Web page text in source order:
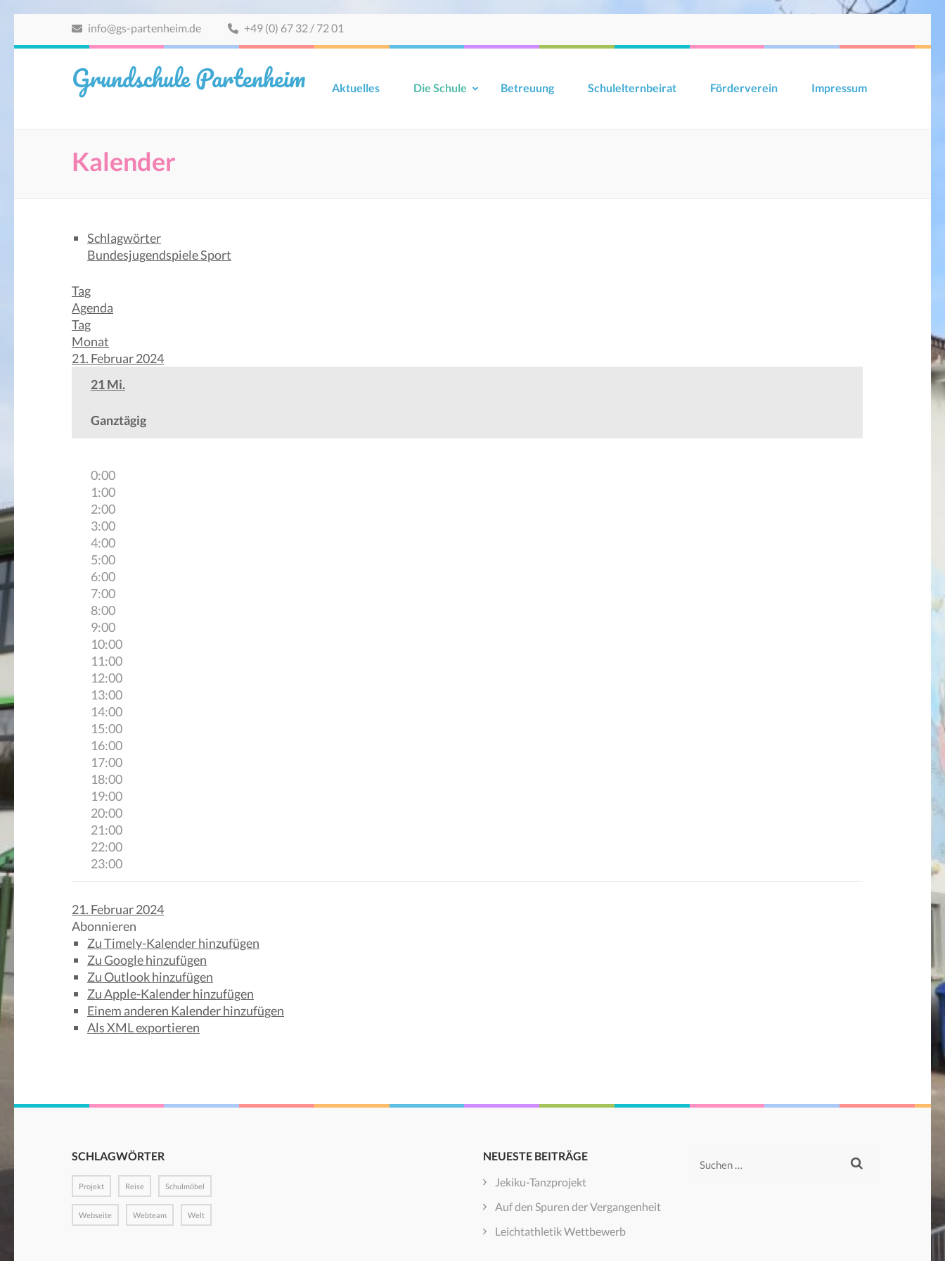
(Eingabetaste
info@gs-partenheim.de +49 (0) 67 32 / 72 01
Grundschule Partenheim Aktuelles Die Schule Betreuung Schulelternbeirat Förderverein Impressum
Kalender
Schlagwörter
BundesjugendspieleSport
Tag
Agenda
Tag
Monat
21. Februar 2024
21Mi.
Ganztägig
0:00
1:00
2:00
3:00
4:00
5:00
6:00
7:00
8:00
9:00
10:00
11:00
12:00
13:00
14:00
15:00
16:00
17:00
18:00
19:00
20:00
21:00
22:00
23:00
21. Februar 2024
Abonnieren
Zu Timely-Kalender hinzufügen
Zu Google hinzufügen
Zu Outlook hinzufügen
Zu Apple-Kalender hinzufügen
Einem anderen Kalender hinzufügen
Als XML exportieren
SCHLAGWÖRTER
Projekt Reise Schulmöbel
Webseite Webteam Welt
NEUESTE BEITRÄGE
Jekiku-Tanzprojekt
Auf den Spuren der Vergangenheit
Leichtathletik Wettbewerb
Suchen